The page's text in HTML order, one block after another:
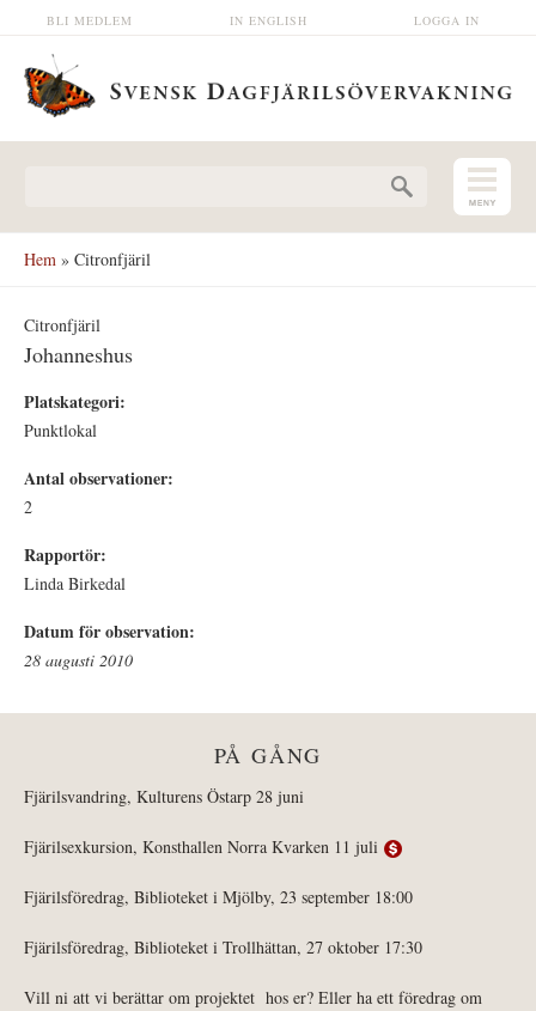
Hoppa till huvudinnehåll LOGGA IN
IN ENGLISH
BLI MEDLEM
Hem » Citronfjäril
Citronfjäril
Johanneshus
Platskategori:
Punktlokal
Antal observationer:
2
Rapportör:
Linda Birkedal
Datum för observation:
28 augusti 2010
PÅ GÅNG
Fjärilsvandring, Kulturens Östarp 28 juni
Fjärilsexkursion, Konsthallen Norra Kvarken 11 juli
Fjärilsföredrag, Biblioteket i Mjölby, 23 september 18:00
Fjärilsföredrag, Biblioteket i Trollhättan, 27 oktober 17:30
Vill ni att vi berättar om projektet hos er? Eller ha ett föredrag om